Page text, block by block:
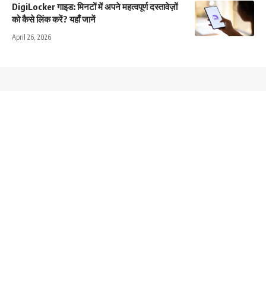
DigiLocker गाइड: मिनटों में अपने महत्वपूर्ण दस्तावेज़ों
को कैसे लिंक करें? यहाँ जानें
April 26, 2026